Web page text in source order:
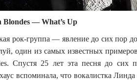
Blondes — What’s Up
рок-группа — явление до сих пор
один из самых известных
Спустя 25 лет эта песня до сих
вспоминала, что вокалистка